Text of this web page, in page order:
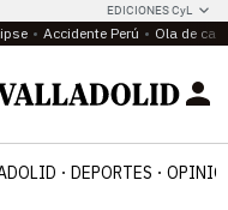
EDICIONES CyL
Accidente Perú Ola de
DEPORTES